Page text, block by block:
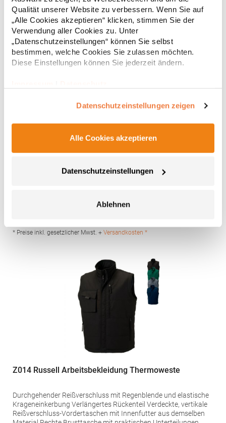
Qualität unserer Website zu verbessern. Wenn Sie auf
„Alle Cookies akzeptieren“ klicken, stimmen Sie der
Verwendung aller Cookies zu. Unter
„Datenschutzeinstellungen“ können Sie selbst
bestimmen, welche Cookies Sie zulassen möchten.
Diese Einstellungen können Sie jederzeit ändern.
Datenschutzeinstellungen zeigen
Alle Cookies akzeptieren
Datenschutzeinstellungen
Ablehnen
160 g/m²Materialzusammensetzung: 100% PolyesterAngaben
zur Produktsicherheit: Herst.-Nr.: PO8410Hersteller:
GORFACTORY S.A Ctra. Santomera / Abanilla Km 8.8 30620
Fortuna (Murcia) Spanien E-Mail: info@gorfactory.es
* Preise inkl. gesetzlicher Mwst. +Versandkosten *
EX347 Exner Überwurfschürze Soft-Touch
Überwurfschürze mit pfirsichweicher Oberfläche Seitlich 2fach
AusschnittPfegehinweis: 90 °C waschbarBügeln
Baumwolle / 50% PolyesterAngaben zur
* Preise inkl. gesetzlicher Mwst. + Versandkosten *
Z014 Russell Arbeitsbekleidung Thermoweste
Durchgehender Reißverschluss mit Regenblende und elastische
Krageneinkerbung Verlängertes Rückenteil Verdeckte, vertikale
Reißverschluss-Vordertaschen mit Innenfutter aus demselben